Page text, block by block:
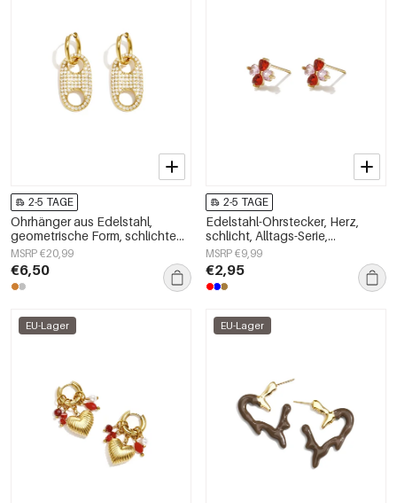
2-5 TAGE
Ohrhänger aus Edelstahl,
geometrische Form, schlichte
Alltags-Serie, Damenschmuck
MSRP €20,99
€6,50
2-5 TAGE
Edelstahl-Ohrstecker, Herz,
schlicht, Alltags-Serie,
Damenschmuck
MSRP €9,99
€2,95
EU-Lager EU-Lager